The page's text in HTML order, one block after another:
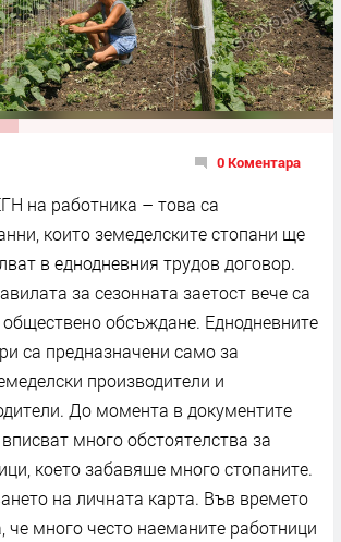
0 Коментара
на работника – това са
които земеделските стопани ще
в еднодневния трудов договор.
за сезонната заетост вече са
обсъждане. Еднодневните
са предназначени само за
производители и
До момента в документите
много обстоятелства за
което забавяше много стопаните.
на личната карта. Във времето
че много често наеманите работници